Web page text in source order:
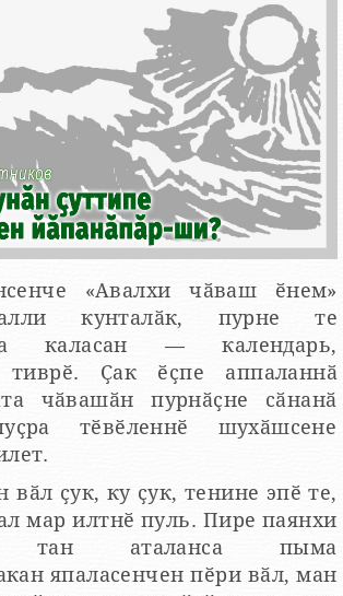
«Авалхи чӑваш ӗнем»
кунталӑк, пурне те
каласан — календарь,
тиврӗ. Ҫак ӗҫпе аппаланнӑ
чӑвашӑн пурнӑҫне сӑнанӑ
тӗвӗленнӗ шухӑшсене
вӑл ҫук, ку ҫук, тенине эпӗ те,
мар илтнӗ пуль. Пире паянхи
тан аталанса пыма
япаласенчен пӗри вӑл, ман